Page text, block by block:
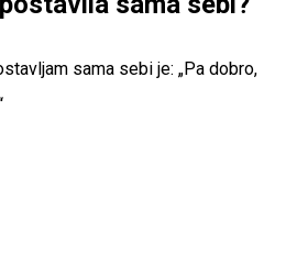
sama sebi je: „Pa dobro,